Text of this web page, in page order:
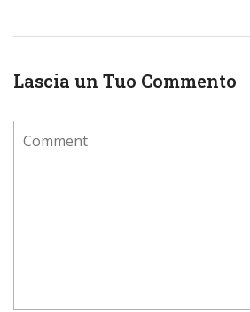
Lascia un Tuo Commento